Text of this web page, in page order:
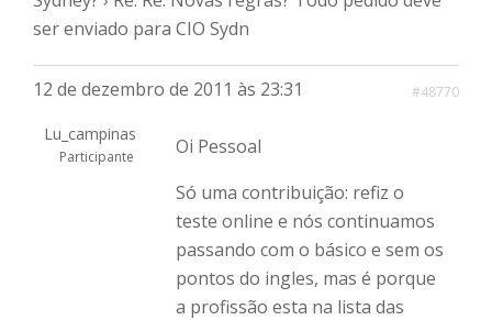
ser enviado para CIO Sydn
12 de dezembro de 2011 às 23:31 #48770
Lu_campinas
Participante
Oi Pessoal
Só uma contribuição: refiz o
teste online e nós continuamos
passando com o básico e sem os
pontos do ingles, mas é porque
a profissão esta na lista das